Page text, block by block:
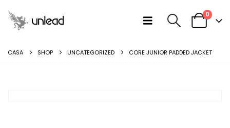
0
CASA SHOP UNCATEGORIZED CORE JUNIOR PADDED JACKET